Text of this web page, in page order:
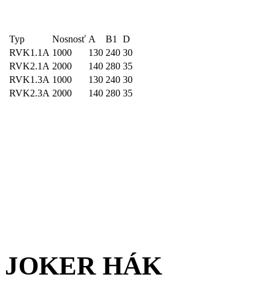
Typ Nosnosť A B1
D
RVK1.1A 1000 130 240 30
RVK2.1A 2000 140 280 35
RVK1.3A 1000 130 240 30
RVK2.3A 2000 140 280 35
JOKER HÁK